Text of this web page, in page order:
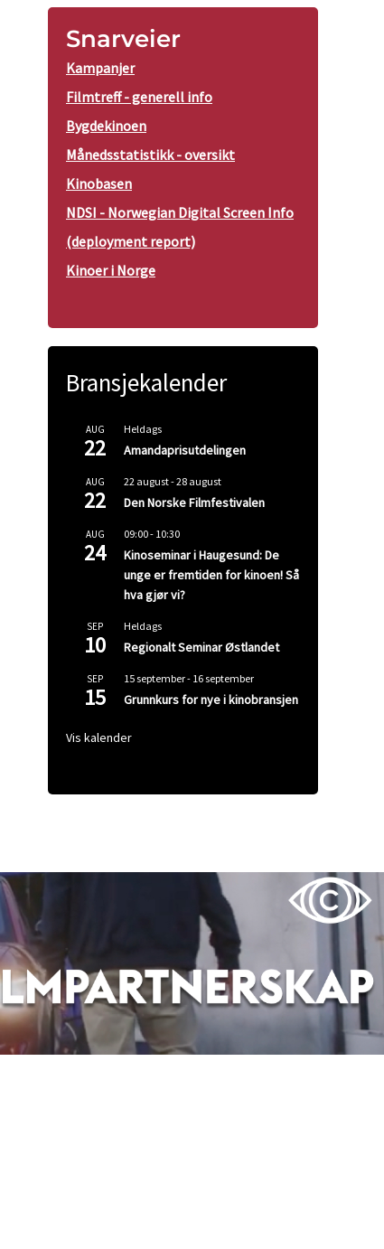
Snarveier
Kampanjer
Filmtreff - generell info
Bygdekinoen
Månedsstatistikk - oversikt
Kinobasen
NDSI - Norwegian Digital Screen Info
(deployment report)
Kinoer i Norge
Bransjekalender
AUG
22
Heldags
Amandaprisutdelingen
AUG
22
22 august-28 august
Den Norske Filmfestivalen
AUG
24
09:00- 10:30
Kinoseminar i Haugesund: De
unge er fremtiden for kinoen! Så
hva gjør vi?
SEP
10
Heldags
Regionalt Seminar Østlandet
SEP
15
15 september- 16 september
Grunnkurs for nye i kinobransjen
Vis kalender